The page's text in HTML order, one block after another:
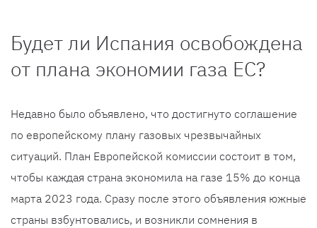
Будет ли Испания освобождена
от плана экономии газа ЕС?
Недавно было объявлено, что достигнуто соглашение
по европейскому плану газовых чрезвычайных
ситуаций. План Европейской комиссии состоит в том,
чтобы каждая страна экономила на газе 15% до конца
марта 2023 года. Сразу после этого объявления южные
страны взбунтовались, и возникли сомнения в